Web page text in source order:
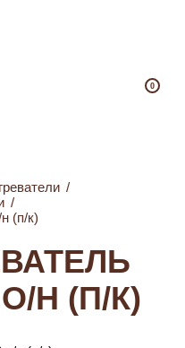
0
/
/
(п/к)
О/Н (П/К)